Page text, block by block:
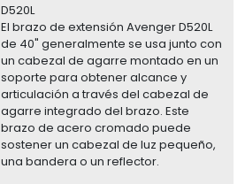
D520L
El brazo de extensión Avenger D520L
de 40" generalmente se usa junto con
un cabezal de agarre montado en un
soporte para obtener alcance y
articulación a través del cabezal de
agarre integrado del brazo. Este
brazo de acero cromado puede
sostener un cabezal de luz pequeño,
una bandera o un reflector.